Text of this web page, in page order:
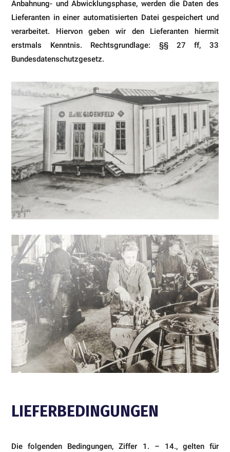
Anbahnung- und Abwicklungsphase, werden die Daten des
Lieferanten in einer automatisierten Datei gespeichert und
verarbeitet. Hiervon geben wir den Lieferanten hiermit
erstmals Kenntnis. Rechtsgrundlage: §§ 27 ff, 33
Bundesdatenschutzgesetz.
LIEFERBEDINGUNGEN
Die folgenden Bedingungen, Ziffer 1. – 14., gelten für